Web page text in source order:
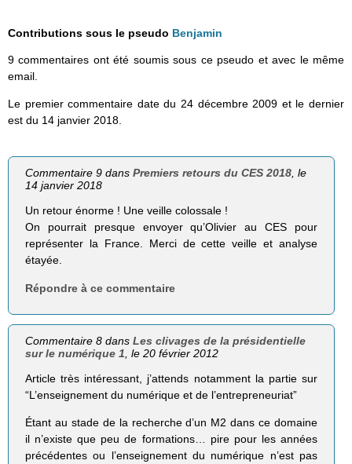
Contributions sous le pseudo Benjamin
9 commentaires ont été soumis sous ce pseudo et avec le même
email.
Le premier commentaire date du 24 décembre 2009 et le dernier
est du 14 janvier 2018.
Commentaire 9 dansPremiers retours du CES 2018, le
14 janvier 2018
Un retour énorme ! Une veille colossale !
On pourrait presque envoyer qu’Olivier au CES pour
représenter la France. Merci de cette veille et analyse
étayée.
Répondre à ce commentaire
Commentaire 8 dansLes clivages de la présidentielle
sur le numérique 1 , le 20 février 2012
Article très intéressant, j’attends notamment la partie sur
“L’enseignement du numérique et de l’entrepreneuriat”
Étant au stade de la recherche d’un M2 dans ce domaine
il n’existe que peu de formations… pire pour les années
précédentes ou l’enseignement du numérique n’est pas